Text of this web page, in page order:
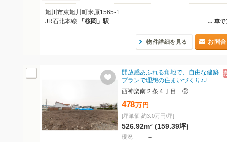
旭川市東旭川町米原1565-1
… 車で
JR石北本線 「桜岡」駅
物件詳細を見る お問
開放感あふれる角地で、自由な建築
プランで理想の住まいづくり♪J…
西神楽南２条４丁目 ②
478万 円
[坪単価 約3.0万円/坪]
526.92m² (159.39坪)
現況 －